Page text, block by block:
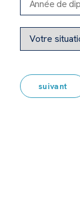
suivant